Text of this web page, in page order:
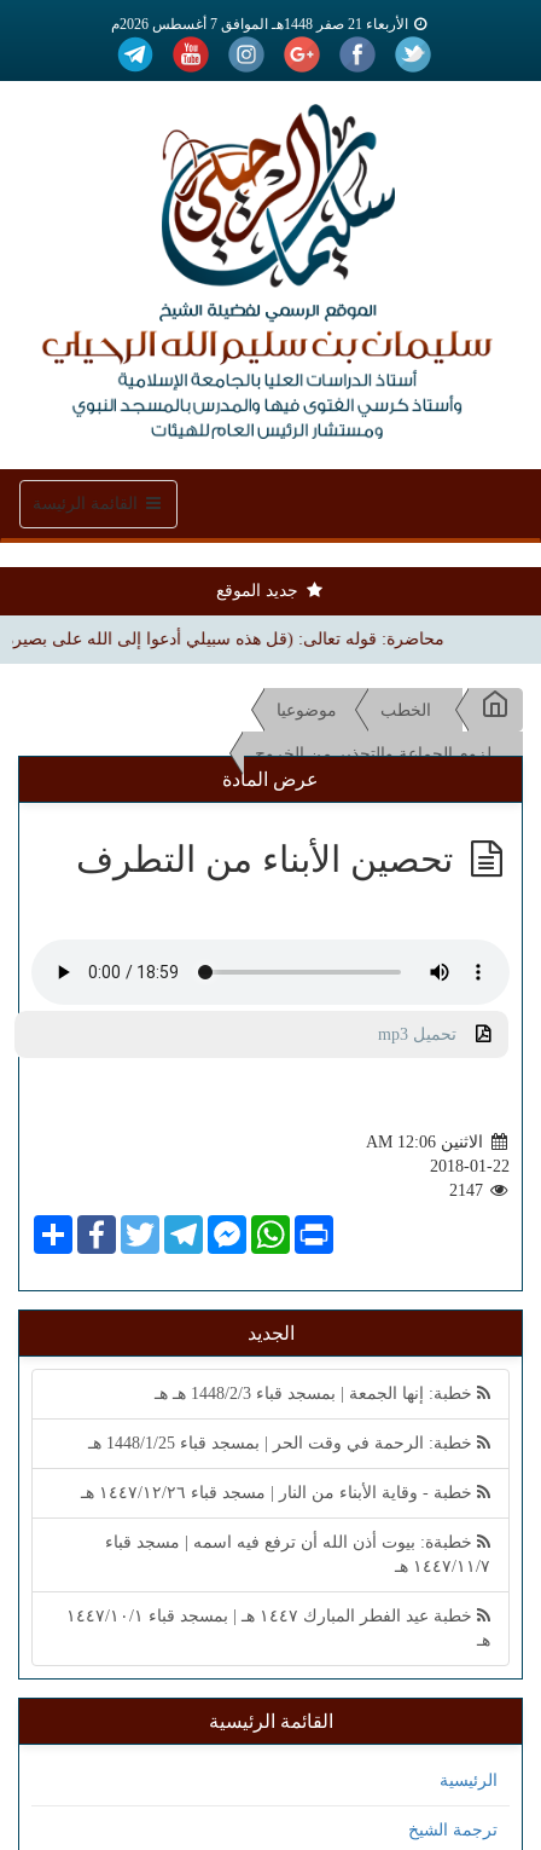
الأربعاء 21 صفر 1448هـ الموافق 7 أغسطس 2026م
Toggle
navigation
القائمة الرئيسة
جديد الموقع
محاضرة: قوله تعالى: (قل هذه سبيلي أدعوا إلى الله على بصيرة) | بجامع
الخطب موضوعيا
لزوم الجماعة والتحذير من الخروج
عرض المادة
تحصين الأبناء من التطرف
تحميل mp3
الاثنين AM 12:06
2018-01-22
ShareFacebookTwitterTelegramFacebook
Messenger
WhatsApp Print
الجديد
خطبة: إنها الجمعة | بمسجد قباء 1448/2/3 هـ هـ
خطبة: الرحمة في وقت الحر | بمسجد قباء 1448/1/25 هـ
خطبة - وقاية الأبناء من النار | مسجد قباء ١٤٤٧/١٢/٢٦ هـ
خطبةة: بيوت أذن الله أن ترفع فيه اسمه | مسجد قباء
١٤٤٧/١١/٧ هـ
خطبة عيد الفطر المبارك ١٤٤٧ هـ | بمسجد قباء ١٤٤٧/١٠/١
هـ
القائمة الرئيسية
الرئيسية
ترجمة الشيخ